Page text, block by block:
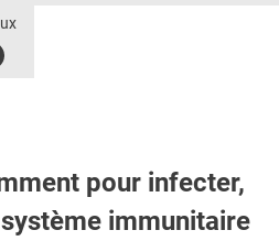
pour infecter,
immunitaire